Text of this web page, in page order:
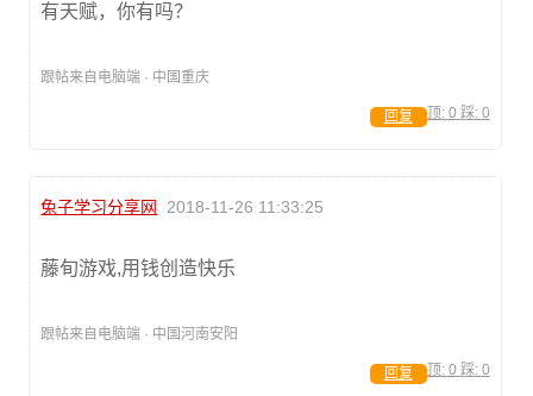
有天赋，你有吗？
跟帖来自电脑端 · 中国重庆
顶: 0 踩: 0
回复
兔子学习分享网 2018-11-26 11:33:25
藤旬游戏,用钱创造快乐
跟帖来自电脑端 · 中国河南安阳
顶: 0 踩: 0
回复